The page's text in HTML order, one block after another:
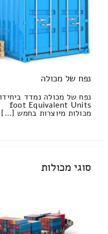
נפח של מכולה
foot Equivalent Units
מכולות מיוצרות בחמש […]
סוגי מכולות